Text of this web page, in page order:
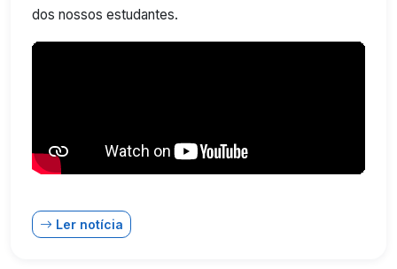
dos nossos estudantes.
Ler notícia